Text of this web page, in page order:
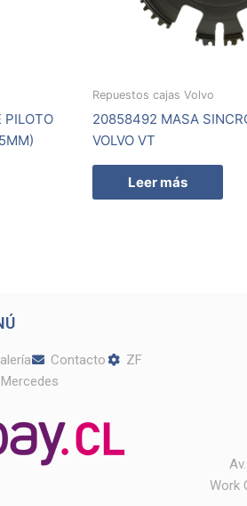
PILOTO
Repuestos cajas Volvo
20858492 MASA
VOLVO VT
Leer más
Contacto
ZF
Mercedes
Work